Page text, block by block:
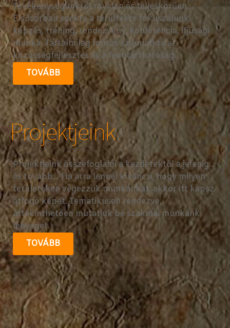
Tevékenységünkről röviden és teljeskörűen...
Elsősorban ezekre a terültekre fókuszálunk:
képzés, tréning, rendezvény, konferencia, ifjúsági
munka. Tartalmilag fontos számunkra a
közösségfejlesztés és a fenntarthatóság.
TOVÁBB
Projektjeink
Projektjeink összefoglalói a kezdetektől a jelenig...
és tovább... Ha arra lennél kíváncsi, hogy milyen
területeken végezzük munkánkat, akkor itt kapsz
átfogó képet. Tematikusan rendezve,
áttekinthetően mutatjuk be szakmai munkánk
lényegét.
TOVÁBB